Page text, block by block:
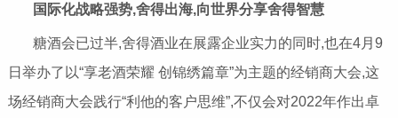
国际化战略强势,舍得出海,向世界分享舍得智慧
糖酒会已过半,舍得酒业在展露企业实力的同时,也在4月9
日举办了以“享老酒荣耀 创锦绣篇章”为主题的经销商大会,这
场经销商大会践行“利他的客户思维”,不仅会对2022年作出卓